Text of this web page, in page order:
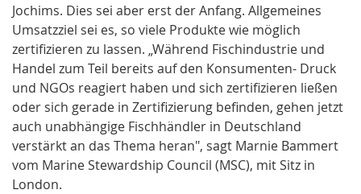
Jochims. Dies sei aber erst der Anfang. Allgemeines
Umsatzziel sei es, so viele Produkte wie möglich
zertifizieren zu lassen. „Während Fischindustrie und
Handel zum Teil bereits auf den Konsumenten- Druck
und NGOs reagiert haben und sich zertifizieren ließen
oder sich gerade in Zertifizierung befinden, gehen jetzt
auch unabhängige Fischhändler in Deutschland
verstärkt an das Thema heran", sagt Marnie Bammert
vom Marine Stewardship Council (MSC), mit Sitz in
London.